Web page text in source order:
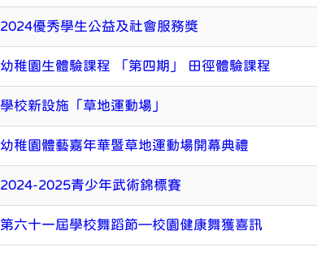
2024優秀學生公益及社會服務獎
幼稚園生體驗課程 「第四期」 田徑體驗課程
學校新設施「草地運動場」
幼稚園體藝嘉年華暨草地運動場開幕典禮
2024-2025青少年武術錦標賽
第六十一屆學校舞蹈節—校園健康舞獲喜訊